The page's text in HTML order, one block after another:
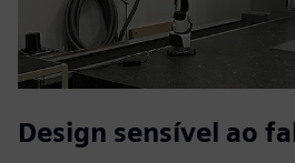
Design sensível ao